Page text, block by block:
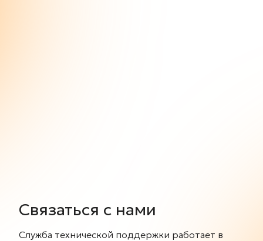
Связаться с нами
Служба технической поддержки работает в